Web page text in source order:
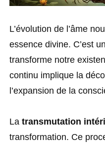
L’évolution de l’âme
essence divine. C’est
transforme notre
continu implique la
l’expansion de la
La transmutation
transformation. Ce